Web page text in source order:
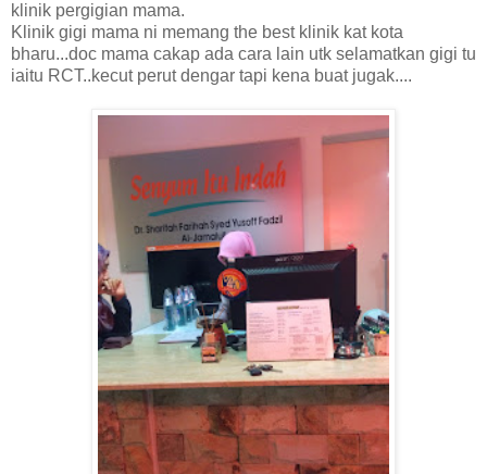
klinik pergigian mama.
Klinik gigi mama ni memang the best klinik kat kota
bharu...doc mama cakap ada cara lain utk selamatkan gigi tu
iaitu RCT..kecut perut dengar tapi kena buat jugak....